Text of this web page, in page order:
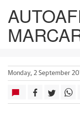
Monday, 2 September